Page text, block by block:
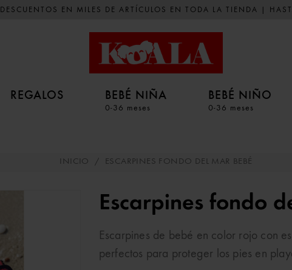
DESCUENTOS EN MILES DE ARTÍCULOS EN TODA LA TIENDA |
REGALOS BEBÉ NIÑA
0-36 meses
BEBÉ NIÑO
0-36 meses
INICIO / ESCARPINES FONDO DEL MAR BEBÉ
Escarpines fondo
Escarpines de bebé en color rojo con
perfectos para proteger los pies en